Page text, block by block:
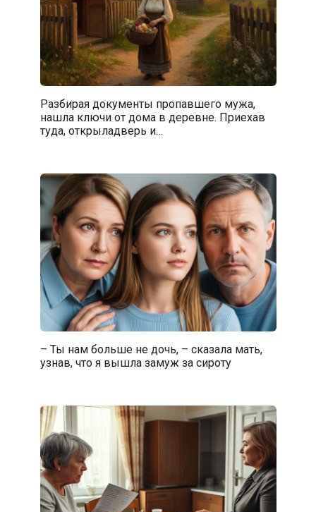
Разбирая документы пропавшего мужа,
нашла ключи от дома в деревне. Приехав
туда, открыладверь и…
– Ты нам больше не дочь, – сказала мать,
узнав, что я вышла замуж за сироту